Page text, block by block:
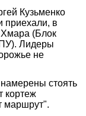
Кузьменко
приехали, в
Хмара (Блок
Лидеры
не
стоять
кортеж
маршрут".